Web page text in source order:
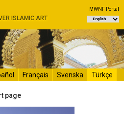
ISLAMIC ART
MWNF Portal
Türkçe
Svenska
Français
page